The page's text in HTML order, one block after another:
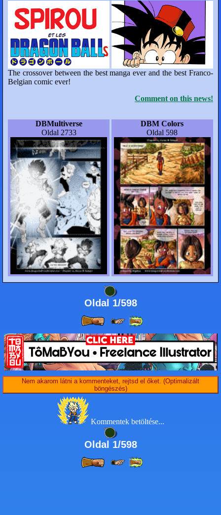
The crossover between the best manga ever and the best Franco-
Belgian comic ever!
Comment on this news!
DBMultiverse
Oldal 2733
DBM Colors
Oldal 598
Oldal 1/598
Nem akarom látni a kommenteket, rejtsd el őket. (Optimalizált
böngészés)
Kommentek betöltése...
Oldal 1/598